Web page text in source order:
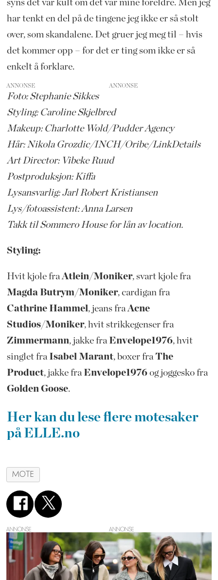
syns det var kult om det var mine foreldre. Men jeg
har tenkt en del på de tingene jeg ikke er så stolt
over, som skandalene. Det gruer jeg meg til – hvis
det kommer opp – for det er ting som ikke er så
enkelt å forklare.
ANNONSE
Foto: Stephanie Sikkes
Styling: Caroline Skjelbred
Makeup: Charlotte Wold/Pudder Agency
Hår: Nikola Grozdic/INCH/Oribe/LinkDetails
Art Director: Vibeke Ruud
Postproduksjon: Kiffa
Lysansvarlig: Jarl Robert Kristiansen
Lys/fotoassistent: Anna Larsen
Takk til Sommero House for lån av location.
Styling:
Hvit kjole fra Atlein/Moniker, svart kjole fra
Magda Butrym/Moniker, cardigan fra
Cathrine Hammel , jeans fra Acne
Studios/Moniker, hvit strikkegenser fra
Zimmermann, jakke fra Envelope1976, hvit
singlet fra Isabel Marant, boxer fra The
Product, jakke fra Envelope1976og joggesko fra
Golden Goose.
Her kan du lese flere motesaker
på ELLE.no
MOTE
ANNONSE